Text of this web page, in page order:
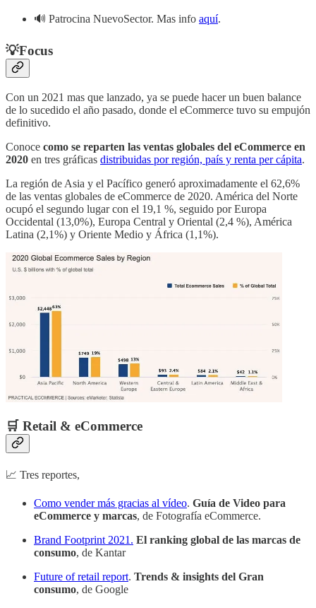
🔊 Patrocina NuevoSector. Mas info aquí.
💡Focus
Con un 2021 mas que lanzado, ya se puede hacer un buen balance
de lo sucedido el año pasado, donde el eCommerce tuvo su empujón
definitivo.
Conoce como se reparten las ventas globales del eCommerce en
2020 en tres gráficas distribuidas por región, país y renta per cápita.
La región de Asia y el Pacífico generó aproximadamente el 62,6%
de las ventas globales de eCommerce de 2020. América del Norte
ocupó el segundo lugar con el 19,1 %, seguido por Europa
Occidental (13,0%), Europa Central y Oriental (2,4 %), América
Latina (2,1%) y Oriente Medio y África (1,1%).
🛒 Retail & eCommerce
📈 Tres reportes,
Como vender más gracias al vídeo. Guía de Video para
eCommerce y marcas, de Fotografía eCommerce.
Brand Footprint 2021. El ranking global de las marcas de
consumo, de Kantar
Future of retail report. Trends & insights del Gran
consumo, de Google